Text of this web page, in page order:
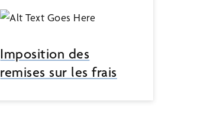
Imposition des
remises sur les frais